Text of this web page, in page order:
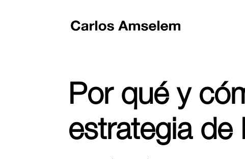
Por qué y
estrategia de